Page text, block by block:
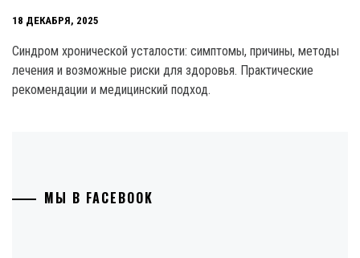
18 ДЕКАБРЯ, 2025
Синдром хронической усталости: симптомы, причины, методы
лечения и возможные риски для здоровья. Практические
рекомендации и медицинский подход.
МЫ В FACEBOOK